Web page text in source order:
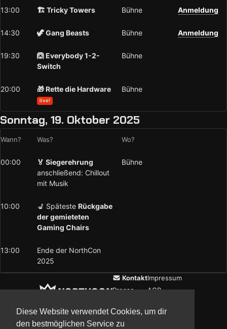
Diese Website verwendet Cookies, um dir
den bestmöglichen Service zu
13:00 🏗️ Tricky Towers Bühne Anmeldung
14:30 🦖 Gang Beasts Bühne Anmeldung
19:30
🙆 Everybody 1-2-
Switch
Bühne
20:00 🎁 Rette die Hardware
live!
Bühne
Sonntag, 19. Oktober 2025
Wann? Was? Wo?
00:00
🏅 Siegerehrung
anschließend: Chillout
mit Musik
Bühne
10:00 💺 Späteste Rückgabe
der gemieteten
Gaming Chairs
13:00
Ende der NorthCon
2025
Kontakt
Presse
Impressum
AGB